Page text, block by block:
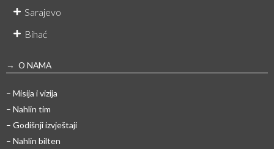
Sarajevo
Bihać
→ O NAMA
– Misija i vizija
– Nahlin tim
– Godišnji izvještaji
– Nahlin bilten